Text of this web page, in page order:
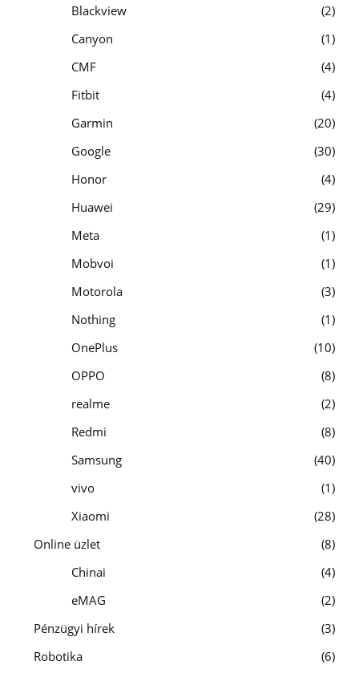
Blackview
2
Canyon
1
CMF
4
Fitbit
4
Garmin
20
Google
30
Honor
4
Huawei
29
Meta
1
Mobvoi
1
Motorola
3
Nothing
1
OnePlus
10
OPPO
8
realme
2
Redmi
8
Samsung
40
vivo
1
Xiaomi
28
Online üzlet
8
Chinai
4
eMAG
2
Pénzügyi hírek
3
Robotika
6